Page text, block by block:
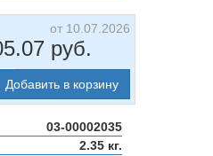
от 10.07.2026
руб.
Добавить в корзину
03-00002035
2.35 кг.